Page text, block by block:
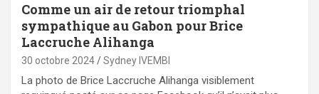
Comme un air de retour triomphal
sympathique au Gabon pour Brice
Laccruche Alihanga
30 octobre 2024 Sydney IVEMBI
La photo de Brice Laccruche Alihanga visiblement